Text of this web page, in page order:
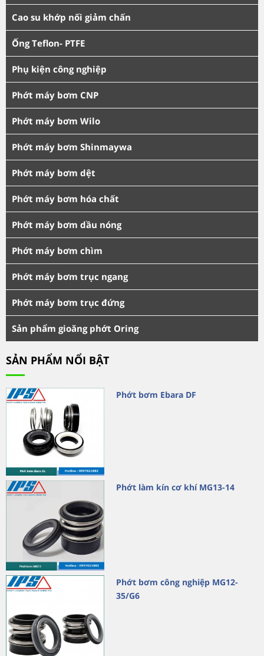
Cao su khớp nối giảm chấn
Ống Teflon- PTFE
Phụ kiện công nghiệp
Phớt máy bơm CNP
Phớt máy bơm Wilo
Phớt máy bơm Shinmaywa
Phớt máy bơm dệt
Phớt máy bơm hóa chất
Phớt máy bơm dầu nóng
Phớt máy bơm chìm
Phớt máy bơm trục ngang
Phớt máy bơm trục đứng
Sản phẩm gioăng phớt Oring
SẢN PHẨM NỔI BẬT
Phớt bơm Ebara DF
Phớt làm kín cơ khí MG13-14
Phớt bơm công nghiệp MG12-
35/G6